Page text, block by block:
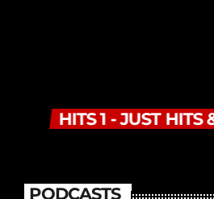
HITS 1 - JUST HITS
PODCASTS